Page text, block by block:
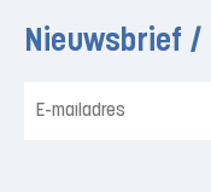
Nieuwsbrief /
mailadres